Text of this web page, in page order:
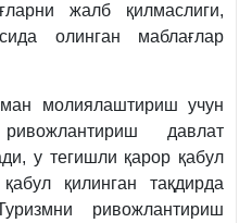
жалб қилмаслиги,
олинган маблағлар
молиялаштириш учун
давлат
у тегишли қарор қабул
қилинган тақдирда
ривожлантириш